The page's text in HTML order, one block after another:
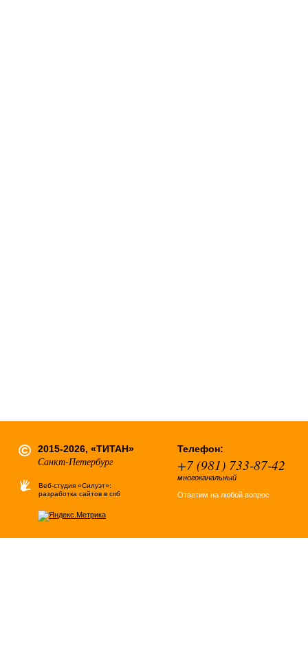
2015-2026, «ТИТАН»
Санкт-Петербург
Веб-студия «Силуэт»:
разработка сайтов в спб
Телефон:
+7 (981) 733-87-42
многоканальный
Ответим на любой вопрос